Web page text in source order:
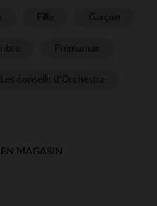
EN MAGASIN